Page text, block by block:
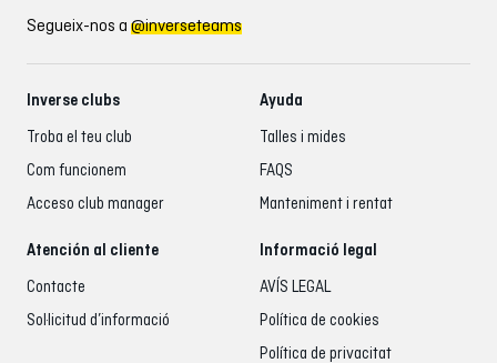
Segueix-nos a @inverseteams
Inverse clubs
Troba el teu club
Com funcionem
Acceso club manager
Ayuda
Talles i mides
FAQS
Manteniment i rentat
Atención al cliente
Contacte
Sol·licitud d’informació
Informació legal
AVÍS LEGAL
Política de cookies
Política de privacitat